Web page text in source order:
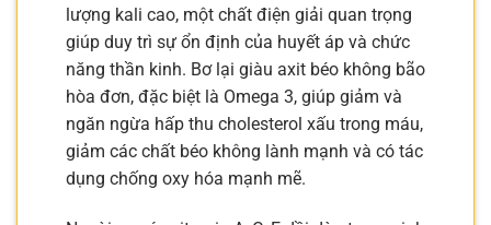
lượng kali cao, một chất điện giải quan trọng
giúp duy trì sự ổn định của huyết áp và chức
năng thần kinh. Bơ lại giàu axit béo không bão
hòa đơn, đặc biệt là Omega 3, giúp giảm và
ngăn ngừa hấp thu cholesterol xấu trong máu,
giảm các chất béo không lành mạnh và có tác
dụng chống oxy hóa mạnh mẽ.